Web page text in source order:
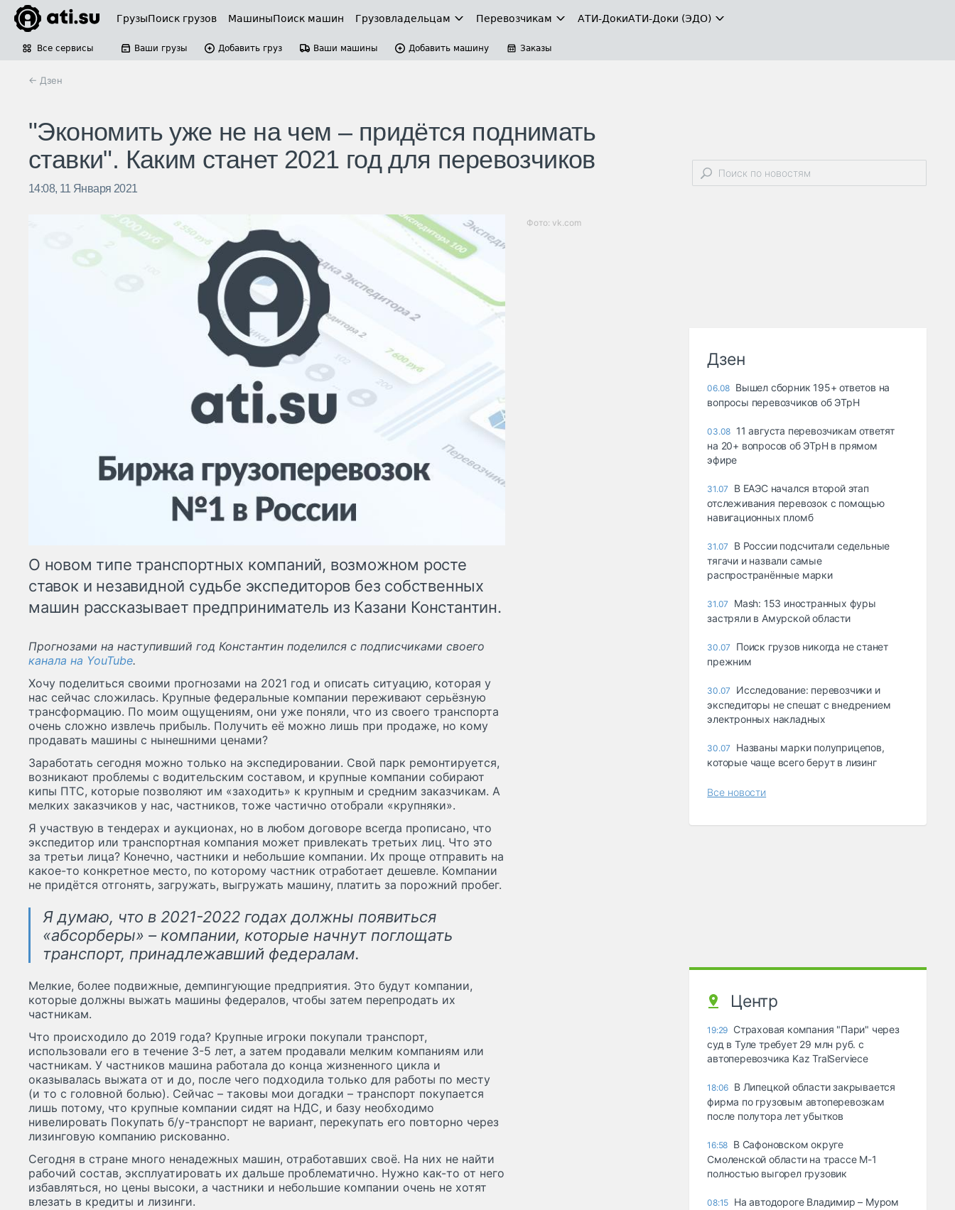
ГрузыПоиск грузов МашиныПоиск машин Грузовладельцам Перевозчикам АТИ-ДокиАТИ-Доки (ЭДО)
Все сервисы Ваши грузы Добавить груз Ваши машины Добавить машину Заказы
← Дзен
"Экономить уже не на чем – придётся поднимать
ставки". Каким станет 2021 год для перевозчиков
14:08, 11 Января 2021
Фото: vk.com
О новом типе транспортных компаний, возможном росте
ставок и незавидной судьбе экспедиторов без собственных
машин рассказывает предприниматель из Казани Константин.
Прогнозами на наступивший год Константин поделился с подписчиками своего
канала на YouTube.
Хочу поделиться своими прогнозами на 2021 год и описать ситуацию, которая у
нас сейчас сложилась. Крупные федеральные компании переживают серьёзную
трансформацию. По моим ощущениям, они уже поняли, что из своего транспорта
очень сложно извлечь прибыль. Получить её можно лишь при продаже, но кому
продавать машины с нынешними ценами?
Заработать сегодня можно только на экспедировании. Свой парк ремонтируется,
возникают проблемы с водительским составом, и крупные компании собирают
кипы ПТС, которые позволяют им «заходить» к крупным и средним заказчикам. А
мелких заказчиков у нас, частников, тоже частично отобрали «крупняки».
Я участвую в тендерах и аукционах, но в любом договоре всегда прописано, что
экспедитор или транспортная компания может привлекать третьих лиц. Что это
за третьи лица? Конечно, частники и небольшие компании. Их проще отправить на
какое-то конкретное место, по которому частник отработает дешевле. Компании
не придётся отгонять, загружать, выгружать машину, платить за порожний пробег.
Я думаю, что в 2021-2022 годах должны появиться
«абсорберы» – компании, которые начнут поглощать
транспорт, принадлежавший федералам.
Мелкие, более подвижные, демпингующие предприятия. Это будут компании,
которые должны выжать машины федералов, чтобы затем перепродать их
частникам.
Что происходило до 2019 года? Крупные игроки покупали транспорт,
использовали его в течение 3-5 лет, а затем продавали мелким компаниям или
частникам. У частников машина работала до конца жизненного цикла и
оказывалась выжата от и до, после чего подходила только для работы по месту
(и то с головной болью). Сейчас – таковы мои догадки – транспорт покупается
лишь потому, что крупные компании сидят на НДС, и базу необходимо
нивелировать Покупать б/у-транспорт не вариант, перекупать его повторно через
лизинговую компанию рискованно.
Сегодня в стране много ненадежных машин, отработавших своё. На них не найти
рабочий состав, эксплуатировать их дальше проблематично. Нужно как-то от него
избавляться, но цены высоки, а частники и небольшие компании очень не хотят
влезать в кредиты и лизинги.
Дзен
06.08 Вышел сборник 195+ ответов на
вопросы перевозчиков об ЭТрН
03.08 11 августа перевозчикам ответят
на 20+ вопросов об ЭТрН в прямом
эфире
31.07
В ЕАЭС начался второй этап
отслеживания перевозок с помощью
навигационных пломб
31.07
В России подсчитали седельные
тягачи и назвали самые
распространённые марки
31.07
Mash: 153 иностранных фуры
застряли в Амурской области
30.07
Поиск грузов никогда не станет
прежним
30.07
Исследование: перевозчики и
экспедиторы не спешат с внедрением
электронных накладных
30.07
Названы марки полуприцепов,
которые чаще всего берут в лизинг
Все новости
Центр
19:29 Страховая компания "Пари" через
суд в Туле требует 29 млн руб. с
автоперевозчика Kaz TralServiece
18:06 В Липецкой области закрывается
фирма по грузовым автоперевозкам
после полутора лет убытков
16:58 В Сафоновском округе
Смоленской области на трассе М-1
полностью выгорел грузовик
08:15 На автодороге Владимир – Муром